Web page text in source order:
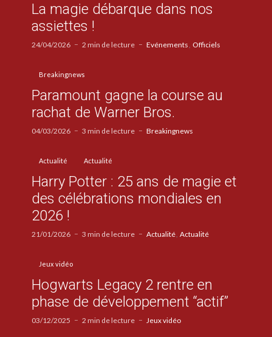
La magie débarque dans nos
assiettes !
24/04/2026 2 min de lecture Evénements Officiels
Breakingnews
Paramount gagne la course au
rachat de Warner Bros.
04/03/2026 3 min de lecture Breakingnews
Actualité Actualité
Harry Potter : 25 ans de magie et
des célébrations mondiales en
2026 !
21/01/2026 3 min de lecture Actualité Actualité
Jeux vidéo
Hogwarts Legacy 2 rentre en
phase de développement “actif”
03/12/2025 2 min de lecture Jeux vidéo